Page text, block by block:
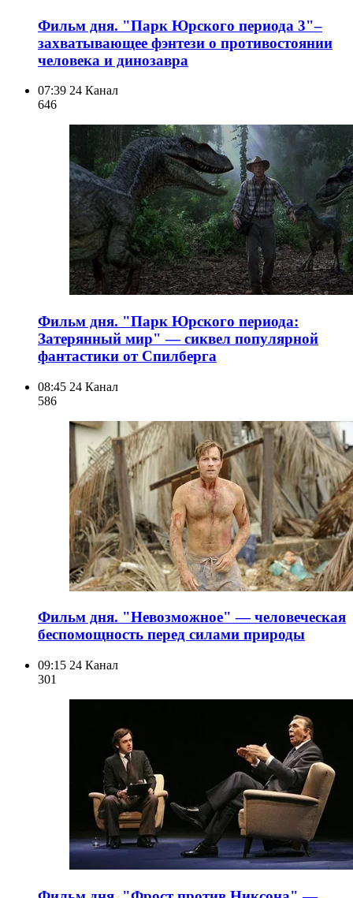
Фильм дня. "Парк Юрского периода 3"–
захватывающее фэнтези о противостоянии
человека и динозавра
07:39 24 Канал
646
Фильм дня. "Парк Юрского периода:
Затерянный мир" — сиквел популярной
фантастики от Спилберга
08:45 24 Канал
586
Фильм дня. "Невозможное" — человеческая
беспомощность перед силами природы
09:15 24 Канал
301